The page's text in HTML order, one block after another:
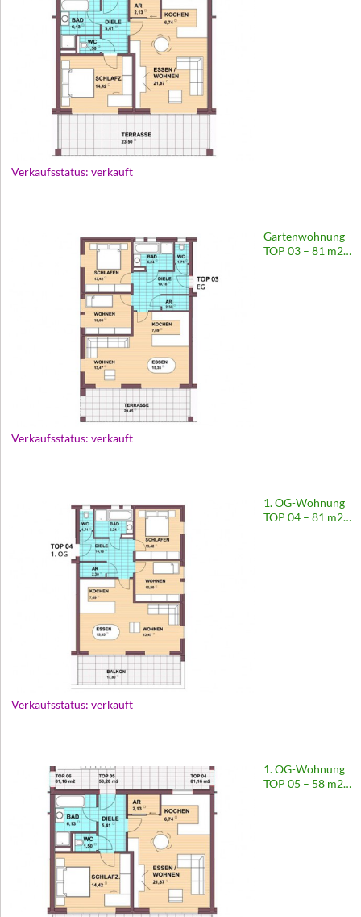
Verkaufsstatus: verkauft
Gartenwohnung
TOP 03 – 81 m2 |
Verkaufsstatus: verkauft
1. OG-Wohnung
TOP 04 – 81 m2 |
Verkaufsstatus: verkauft
1. OG-Wohnung
TOP 05 – 58 m2 |